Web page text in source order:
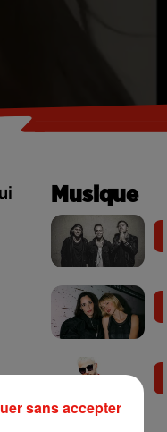
Musique
sans accepter